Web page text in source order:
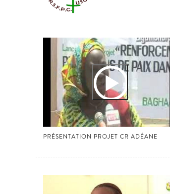
NAVIGATION
PRÉSENTATION PROJET CR ADÉANE